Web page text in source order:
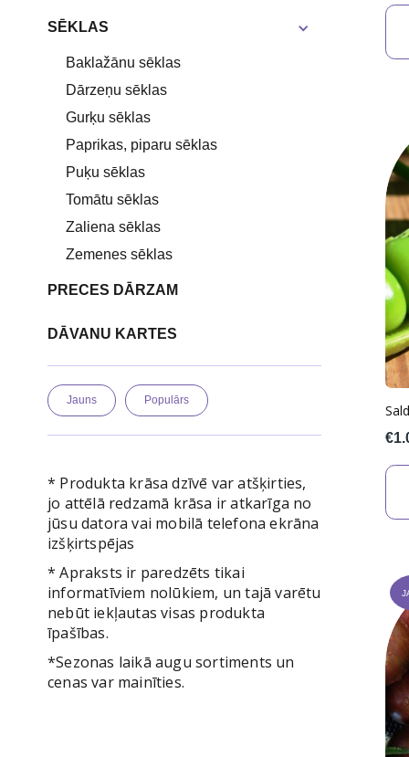
SĒKLAS
Baklažānu sēklas
Dārzeņu sēklas
Gurķu sēklas
Paprikas, piparu sēklas
Puķu sēklas
Tomātu sēklas
Zaliena sēklas
Zemenes sēklas
PRECES DĀRZAM
DĀVANU KARTES
Jauns Populārs
* Produkta krāsa dzīvē var atšķirties,
jo attēlā redzamā krāsa ir atkarīga no
jūsu datora vai mobilā telefona ekrāna
izšķirtspējas
* Apraksts ir paredzēts tikai
informatīviem nolūkiem, un tajā varētu
nebūt iekļautas visas produkta
īpašības.
*Sezonas laikā augu sortiments un
cenas var mainīties.